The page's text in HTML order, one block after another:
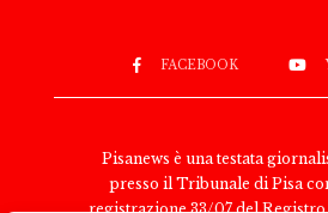
FACEBOOK
Pisanews è una testata
presso il Tribunale di Pisa
registrazione 33/07 del